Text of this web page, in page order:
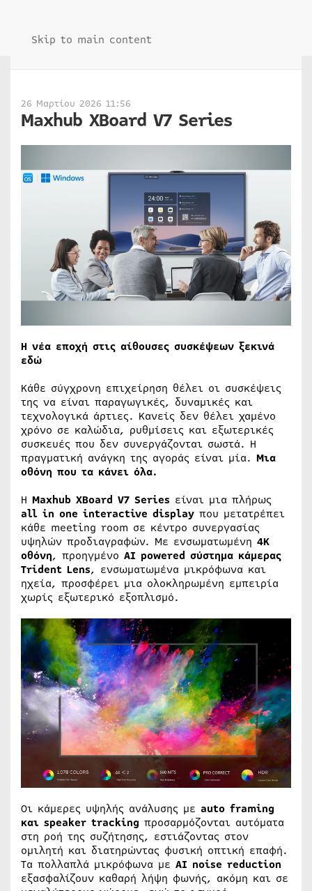
Skip to main content
26 Μαρτίου 2026 11:56
Maxhub XBoard V7 Series
Η νέα εποχή στις αίθουσες συσκέψεων ξεκινά
εδώ
Κάθε σύγχρονη επιχείρηση θέλει οι συσκέψεις
της να είναι παραγωγικές, δυναμικές και
τεχνολογικά άρτιες. Κανείς δεν θέλει χαμένο
χρόνο σε καλώδια, ρυθμίσεις και εξωτερικές
συσκευές που δεν συνεργάζονται σωστά. Η
πραγματική ανάγκη της αγοράς είναι μία. Μια
οθόνη που τα κάνει όλα.
Η Maxhub XBoard V7 Series είναι μια πλήρως
all in one interactive display που μετατρέπει
κάθε meeting room σε κέντρο συνεργασίας
υψηλών προδιαγραφών. Με ενσωματωμένη 4K
οθόνη, προηγμένο AI powered σύστημα κάμερας
Trident Lens, ενσωματωμένα μικρόφωνα και
ηχεία, προσφέρει μια ολοκληρωμένη εμπειρία
χωρίς εξωτερικό εξοπλισμό.
Οι κάμερες υψηλής ανάλυσης με auto framing
και speaker tracking προσαρμόζονται αυτόματα
στη ροή της συζήτησης, εστιάζοντας στον
ομιλητή και διατηρώντας φυσική οπτική επαφή.
Τα πολλαπλά μικρόφωνα με AI noise reduction
εξασφαλίζουν καθαρή λήψη φωνής, ακόμη και σε